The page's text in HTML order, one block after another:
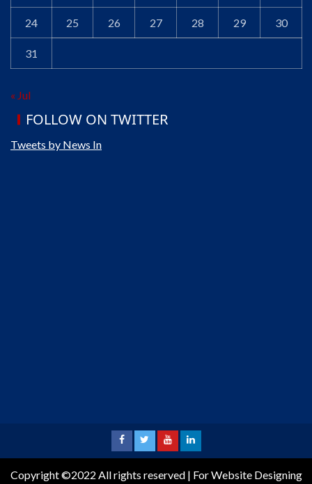
24 25 26 27 28 29 30
31
« Jul
FOLLOW ON TWITTER
Tweets by News In
Copyright ©2022 All rights reserved | For Website Designing